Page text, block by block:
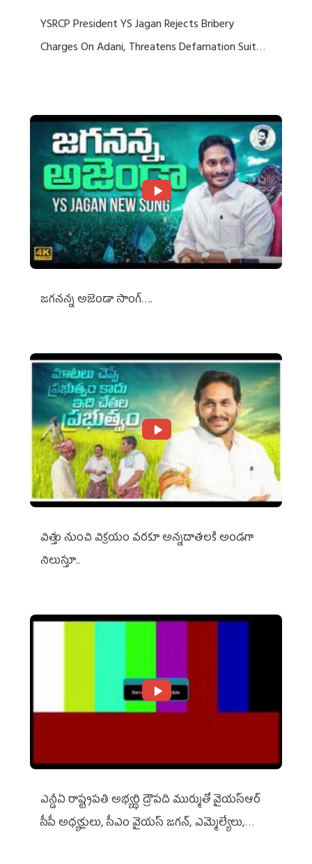
YSRCP President YS Jagan Rejects Bribery
Charges On Adani, Threatens Defamation Suit
జగనన్న అజెండా సాంగ్….
విత్తు నుంచి విక్రయం వరకూ అన్నదాతలకి అండగా
నిలుస్తూ..
ఎన్డీఏ రాష్ట్ర‌ప‌తి అభ్య‌ర్థి ద్రౌప‌ది ముర్ముతో వైయ‌స్ఆర్
సీపీ అధ్య‌క్షులు, సీఎం వైయ‌స్ జ‌గ‌న్, ఎమ్మెల్యేలు,